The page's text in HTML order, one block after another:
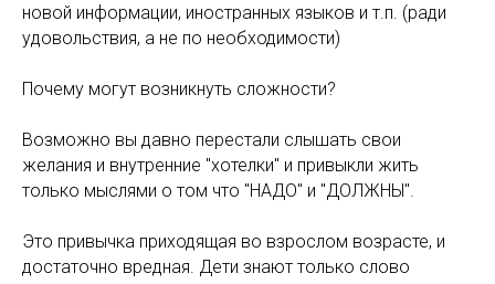
новой информации, иностранных языков и т.п. (ради
удовольствия, а не по необходимости)
Почему могут возникнуть сложности?
Возможно вы давно перестали слышать свои
желания и внутренние "хотелки" и привыкли жить
только мыслями о том что "НАДО" и "ДОЛЖНЫ".
Это привычка приходящая во взрослом возрасте, и
достаточно вредная. Дети знают только слово